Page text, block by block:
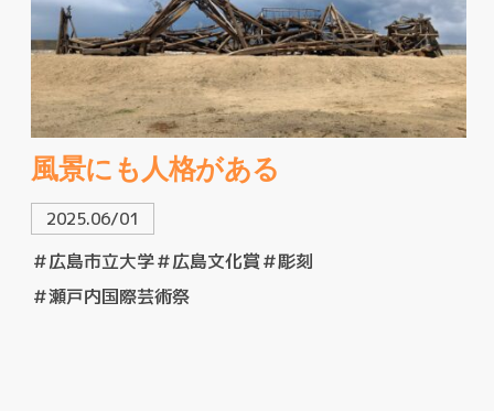
風景にも人格がある
2025.06/01
＃広島市立大学＃広島文化賞＃彫刻
＃瀬戸内国際芸術祭